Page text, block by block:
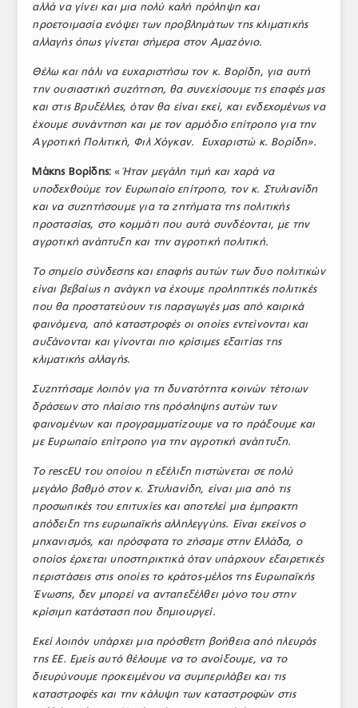
αλλά να γίνει και μια πολύ καλή πρόληψη και
προετοιμασία ενόψει των προβλημάτων της κλιματικής
αλλαγής όπως γίνεται σήμερα στον Αμαζόνιο.
Θέλω και πάλι να ευχαριστήσω τον κ. Βορίδη, για αυτή
την ουσιαστική συζήτηση, θα συνεχίσουμε τις επαφές μας
και στις Βρυξέλλες, όταν θα είναι εκεί, και ενδεχομένως να
έχουμε συνάντηση και με τον αρμόδιο επίτροπο για την
Αγροτική Πολιτική, Φιλ Χόγκαν. Ευχαριστώ κ. Βορίδη».
Μάκης Βορίδης:« Ήταν μεγάλη τιμή και χαρά να
υποδεχθούμε τον Ευρωπαίο επίτροπο, τον κ. Στυλιανίδη
και να συζητήσουμε για τα ζητήματα της πολιτικής
προστασίας, στο κομμάτι που αυτά συνδέονται, με την
αγροτική ανάπτυξη και την αγροτική πολιτική.
Το σημείο σύνδεσης και επαφής αυτών των δυο πολιτικών
είναι βεβαίως η ανάγκη να έχουμε προληπτικές πολιτικές
που θα προστατεύουν τις παραγωγές μας από καιρικά
φαινόμενα, από καταστροφές οι οποίες εντείνονται και
αυξάνονται και γίνονται πιο κρίσιμες εξαιτίας της
κλιματικής αλλαγής.
Συζητήσαμε λοιπόν για τη δυνατότητα κοινών τέτοιων
δράσεων στο πλαίσιο της πρόσληψης αυτών των
φαινομένων και προγραμματίζουμε να το πράξουμε και
με Ευρωπαίο επίτροπο για την αγροτική ανάπτυξη.
Το rescEU του οποίου η εξέλιξη πιστώνεται σε πολύ
μεγάλο βαθμό στον κ. Στυλιανίδη, είναι μια από τις
προσωπικές του επιτυχίες και αποτελεί μια έμπρακτη
απόδειξη της ευρωπαϊκής αλληλεγγύης. Είναι εκείνος ο
μηχανισμός, και πρόσφατα το ζήσαμε στην Ελλάδα, ο
οποίος έρχεται υποστηρικτικά όταν υπάρχουν εξαιρετικές
περιστάσεις στις οποίες το κράτος-μέλος της Ευρωπαϊκής
Ένωσης, δεν μπορεί να ανταπεξέλθει μόνο του στην
κρίσιμη κατάσταση που δημιουργεί.
Εκεί λοιπόν υπάρχει μια πρόσθετη βοήθεια από πλευράς
της ΕΕ. Εμείς αυτό θέλουμε να το ανοίξουμε, να το
διευρύνουμε προκειμένου να συμπεριλάβει και τις
καταστροφές και την κάλυψη των καταστροφών στις